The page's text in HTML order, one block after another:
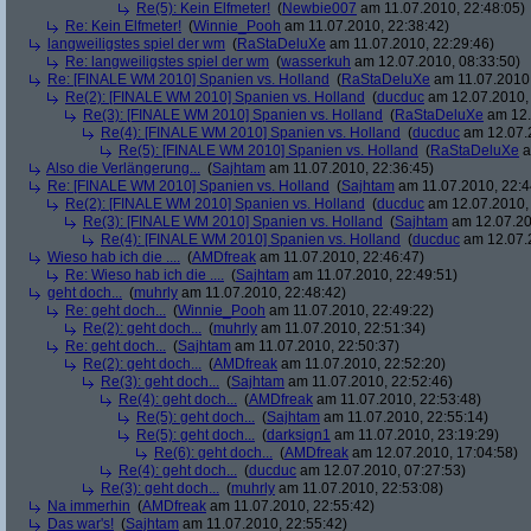
Re(5): Kein Elfmeter! (Newbie007 am 11.07.2010, 22:48:05)
Re: Kein Elfmeter! (Winnie_Pooh am 11.07.2010, 22:38:42)
langweiligstes spiel der wm (RaStaDeluXe am 11.07.2010, 22:29:46)
Re: langweiligstes spiel der wm (wasserkuh am 12.07.2010, 08:33:50)
Re: [FINALE WM 2010] Spanien vs. Holland (RaStaDeluXe am
Re(2): [FINALE WM 2010] Spanien vs. Holland (ducduc am
Re(3): [FINALE WM 2010] Spanien vs. Holland (RaStaDeluXe am
Re(4): [FINALE WM 2010] Spanien vs. Holland (ducduc am
Re(5): [FINALE WM 2010] Spanien vs. Holland (RaStaDeluXe
Also die Verlängerung... (Sajhtam am 11.07.2010, 22:36:45)
Re: [FINALE WM 2010] Spanien vs. Holland (Sajhtam am 11.07.2010,
Re(2): [FINALE WM 2010] Spanien vs. Holland (ducduc am
Re(3): [FINALE WM 2010] Spanien vs. Holland (Sajhtam am
Re(4): [FINALE WM 2010] Spanien vs. Holland (ducduc am
Wieso hab ich die .... (AMDfreak am 11.07.2010, 22:46:47)
Re: Wieso hab ich die .... (Sajhtam am 11.07.2010, 22:49:51)
geht doch... (muhrly am 11.07.2010, 22:48:42)
Re: geht doch... (Winnie_Pooh am 11.07.2010, 22:49:22)
Re(2): geht doch... (muhrly am 11.07.2010, 22:51:34)
Re: geht doch... (Sajhtam am 11.07.2010, 22:50:37)
Re(2): geht doch... (AMDfreak am 11.07.2010, 22:52:20)
Re(3): geht doch... (Sajhtam am 11.07.2010, 22:52:46)
Re(4): geht doch... (AMDfreak am 11.07.2010, 22:53:48)
Re(5): geht doch... (Sajhtam am 11.07.2010, 22:55:14)
Re(5): geht doch... (darksign1 am 11.07.2010, 23:19:29)
Re(6): geht doch... (AMDfreak am 12.07.2010, 17:04:58)
Re(4): geht doch... (ducduc am 12.07.2010, 07:27:53)
Re(3): geht doch... (muhrly am 11.07.2010, 22:53:08)
Na immerhin (AMDfreak am 11.07.2010, 22:55:42)
Das war's! (Sajhtam am 11.07.2010, 22:55:42)